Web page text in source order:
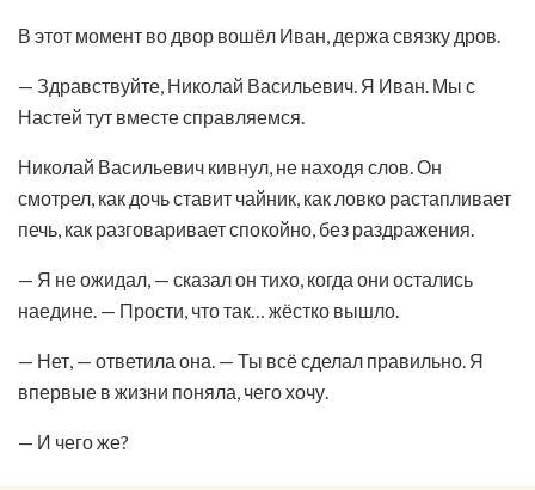
В этот момент во двор вошёл Иван, держа связку дров.
— Здравствуйте, Николай Васильевич. Я Иван. Мы с
Настей тут вместе справляемся.
Николай Васильевич кивнул, не находя слов. Он
смотрел, как дочь ставит чайник, как ловко растапливает
печь, как разговаривает спокойно, без раздражения.
— Я не ожидал, — сказал он тихо, когда они остались
наедине. — Прости, что так… жёстко вышло.
— Нет, — ответила она. — Ты всё сделал правильно. Я
впервые в жизни поняла, чего хочу.
— И чего же?